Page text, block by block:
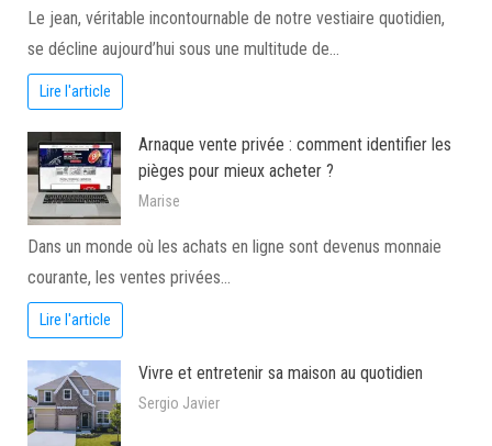
Le jean, véritable incontournable de notre vestiaire quotidien,
se décline aujourd’hui sous une multitude de…
Lire l'article
Arnaque vente privée : comment identifier les
pièges pour mieux acheter ?
Marise
Dans un monde où les achats en ligne sont devenus monnaie
courante, les ventes privées…
Lire l'article
Vivre et entretenir sa maison au quotidien
Sergio Javier